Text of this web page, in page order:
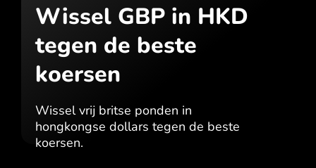
Wissel GBP in HKD
tegen de beste
koersen
Wissel vrij britse ponden in
hongkongse dollars tegen de beste
koersen.